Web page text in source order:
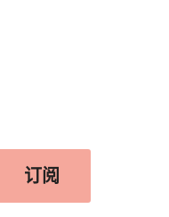
订阅